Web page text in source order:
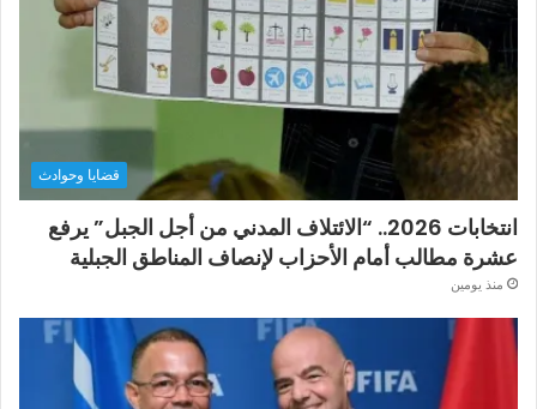
قضايا وحوادث
انتخابات 2026.. “الائتلاف المدني من أجل الجبل” يرفع
عشرة مطالب أمام الأحزاب لإنصاف المناطق الجبلية
منذ يومين